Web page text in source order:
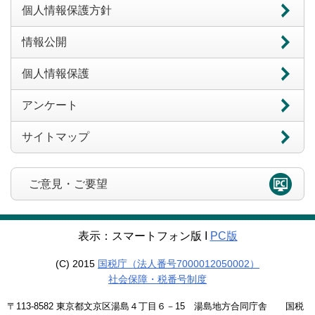
個人情報保護方針
情報公開
個人情報保護
アンケート
サイトマップ
ご意見・ご要望
表示：スマートフォン版 Ι PC版
(C) 2015 国税庁（法人番号7000012050002）
社会保障・税番号制度
〒113-8582 東京都文京区湯島４丁目６－15 湯島地方合同庁舎 国税